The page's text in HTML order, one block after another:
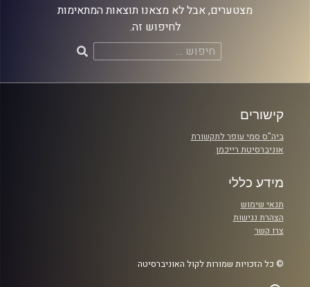
מצטערים, אבל לא מצאנו תוצאות המתאימות
לחיפוש זה.
חיפוש:
קישורים
ביה"ס סמי עופר לתקשורת
אוניברסיטת רייכמן
מידע כללי
תנאי שימוש
הצהרת נגישות
צרו קשר
© כל הזכויות שמורות לקול האוניברסיטה